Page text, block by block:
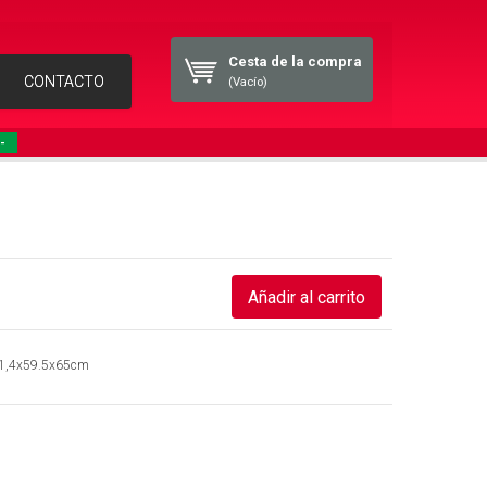
Cesta de la compra
(Vacío)
CONTACTO